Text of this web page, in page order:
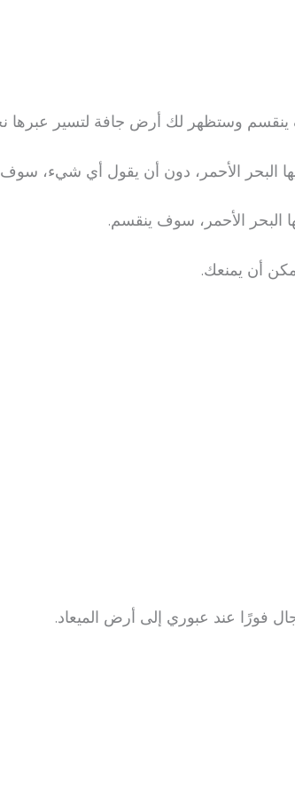
وستظهر لك أرض جافة لتسير عبرها
البحر الأحمر، دون أن يقول أي شيء،
البحر الأحمر، سوف ينقسم.
أن يمنعك.
فورًا عند عبوري إلى أرض الميعاد.